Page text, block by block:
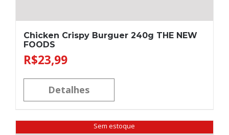
Chicken Crispy Burguer 240g THE NEW
FOODS
R$23,99
Detalhes
Sem estoque